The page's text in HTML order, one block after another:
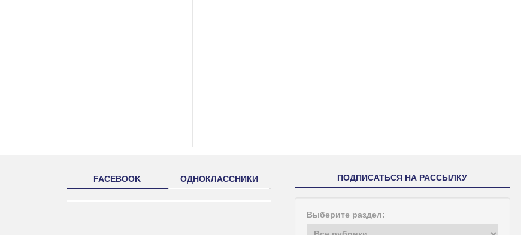
FACEBOOK ОДНОКЛАССНИКИ ПОДПИСАТЬСЯ НА РАССЫЛКУ
Выберите раздел: